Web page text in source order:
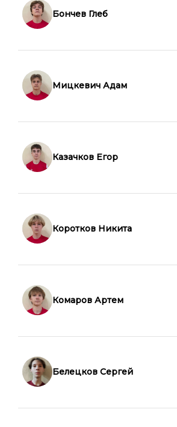
Бончев Глеб
Мицкевич Адам
Казачков Егор
Коротков Никита
Комаров Артем
Белецков Сергей